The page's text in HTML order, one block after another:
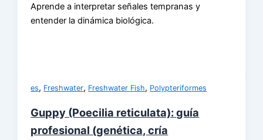
Aprende a interpretar señales tempranas y
entender la dinámica biológica.
es, Freshwater, Freshwater Fish, Polypteriformes
Guppy (Poecilia reticulata): guía
profesional (genética, cría